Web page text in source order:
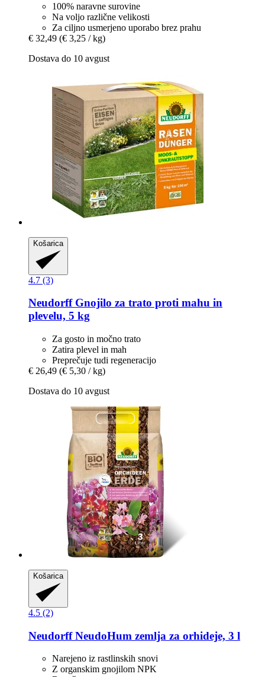
100% naravne surovine
Na voljo različne velikosti
Za ciljno usmerjeno uporabo brez prahu
€ 32,49 (€ 3,25 / kg)
Dostava do 10 avgust
Košarica
4.7 (3)
NeudorffGnojilo za trato proti mahu in
plevelu, 5 kg
Za gosto in močno trato
Zatira plevel in mah
Preprečuje tudi regeneracijo
€ 26,49 (€ 5,30 / kg)
Dostava do 10 avgust
Košarica
4.5 (2)
NeudorffNeudoHum zemlja za orhideje, 3 l
Narejeno iz rastlinskih snovi
Z organskim gnojilom NPK